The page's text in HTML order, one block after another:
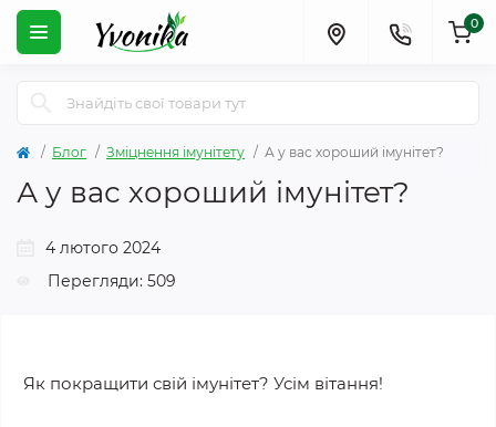
0
Блог Зміцнення імунітету А у вас хороший імунітет?
А у вас хороший імунітет?
4 лютого 2024
Перегляди: 509
Як покращити свій імунітет? Усім вітання!